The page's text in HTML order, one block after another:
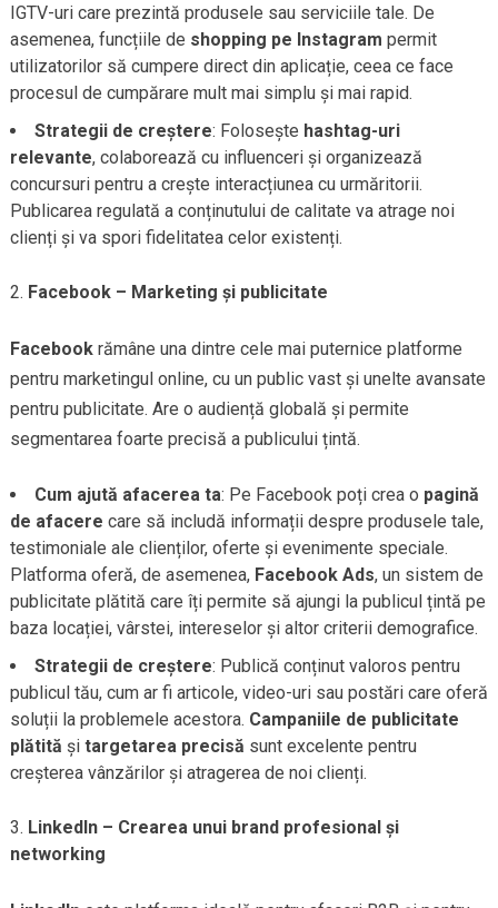
IGTV-uri care prezintă produsele sau serviciile tale. De
asemenea, funcțiile de shopping pe Instagram permit
utilizatorilor să cumpere direct din aplicație, ceea ce face
procesul de cumpărare mult mai simplu și mai rapid.
Strategii de creștere: Folosește hashtag-uri
relevante, colaborează cu influenceri și organizează
concursuri pentru a crește interacțiunea cu urmăritorii.
Publicarea regulată a conținutului de calitate va atrage noi
clienți și va spori fidelitatea celor existenți.
Facebook – Marketing și publicitate
Facebookrămâne una dintre cele mai puternice platforme
pentru marketingul online, cu un public vast și unelte avansate
pentru publicitate. Are o audiență globală și permite
segmentarea foarte precisă a publicului țintă.
Cum ajută afacerea ta: Pe Facebook poți crea o pagină
de afacere care să includă informații despre produsele tale,
testimoniale ale clienților, oferte și evenimente speciale.
Platforma oferă, de asemenea, Facebook Ads, un sistem de
publicitate plătită care îți permite să ajungi la publicul țintă pe
baza locației, vârstei, intereselor și altor criterii demografice.
Strategii de creștere: Publică conținut valoros pentru
publicul tău, cum ar fi articole, video-uri sau postări care oferă
soluții la problemele acestora. Campaniile de publicitate
plătită și targetarea precisă sunt excelente pentru
creșterea vânzărilor și atragerea de noi clienți.
LinkedIn – Crearea unui brand profesional și
networking